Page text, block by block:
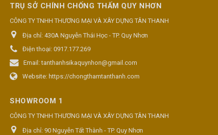
TRỤ SỞ CHÍNH CHỐNG THẤM QUY NHƠN
CÔNG TY TNHH THƯƠNG MẠI VÀ XÂY DỰNG TÂN THANH
Địa chỉ: 430A Nguyễn Thái Học - TP. Quy Nhơn
Điện thoại: 0917.177.269
Email:tanthanhsikaquynhon@gmail.com
Website: https://chongthamtanthanh.com
SHOWROOM 1
CÔNG TY TNHH THƯƠNG MẠI VÀ XÂY DỰNG TÂN THANH
Địa chỉ: 90 Nguyễn Tất Thành - TP. Quy Nhơn